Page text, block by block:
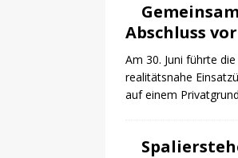
Abschluss
Am 30. Juni führte
realitätsnahe
auf einem